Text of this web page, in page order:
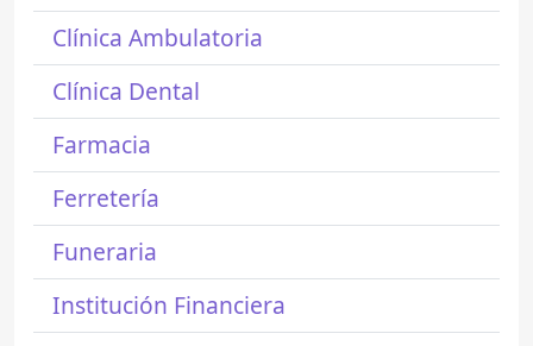
Clínica Ambulatoria
Clínica Dental
Farmacia
Ferretería
Funeraria
Institución Financiera